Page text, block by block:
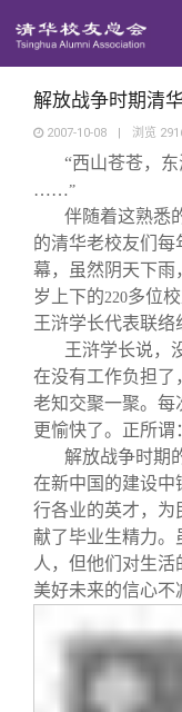
回
媒
百
校
校
关闭
解放战争时期清
2007-10-08 | 浏览
“西山苍苍，
……”
伴随着这熟悉
的清华老校友们每
幕，虽然阴天下雨
岁上下的220多位
王浒学长代表联络
王浒学长说，
在没有工作负担了
老知交聚一聚。每
更愉快了。正所谓
解放战争时期
在新中国的建设中
行各业的英才，为
献了毕业生精力。
人，但他们对生活
美好未来的信心不